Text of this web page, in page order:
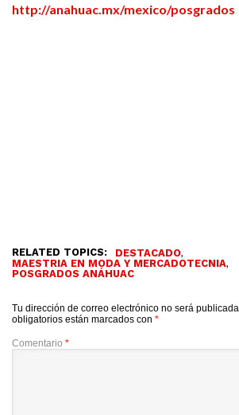
http://anahuac.mx/mexico/posgrados
RELATED TOPICS: DESTACADO,
MAESTRIA EN MODA Y MERCADOTECNIA,
POSGRADOS ANÁHUAC
Tu dirección de correo electrónico no será publicada.
obligatorios están marcados con *
Comentario *